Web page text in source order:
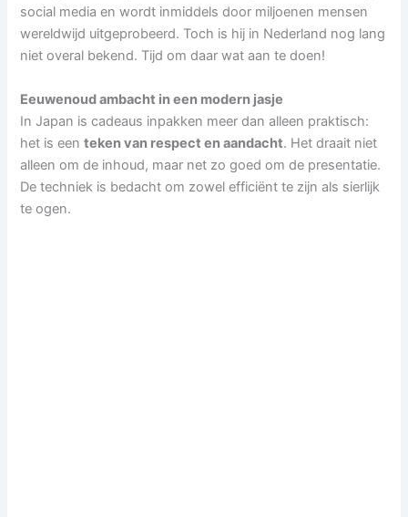
social media en wordt inmiddels door miljoenen mensen
wereldwijd uitgeprobeerd. Toch is hij in Nederland nog lang
niet overal bekend. Tijd om daar wat aan te doen!
Eeuwenoud ambacht in een modern jasje
In Japan is cadeaus inpakken meer dan alleen praktisch:
het is eenteken van respect en aandacht. Het draait niet
alleen om de inhoud, maar net zo goed om de presentatie.
De techniek is bedacht om zowel efficiënt te zijn als sierlijk
te ogen.